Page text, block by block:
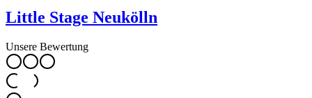
Little Stage Neukölln
Unsere Bewertung